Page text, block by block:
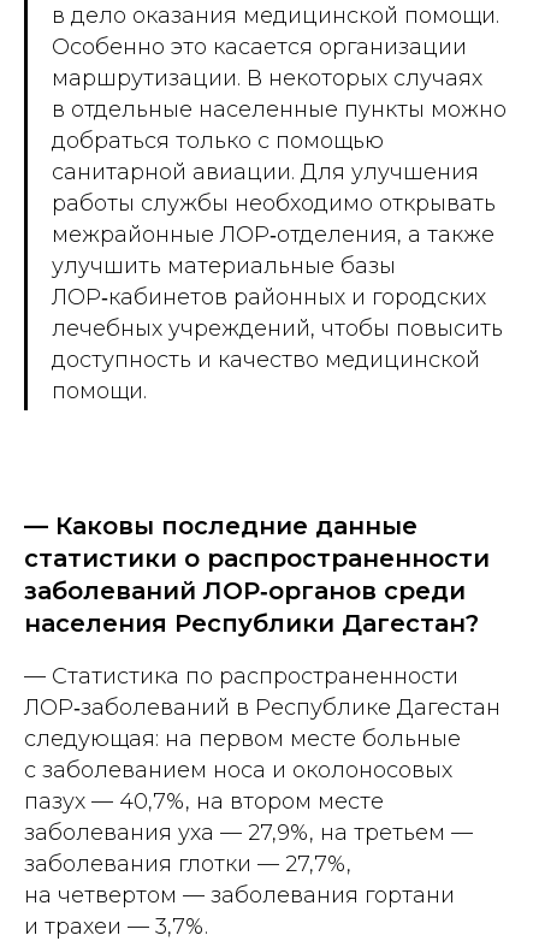
в дело оказания медицинской помощи.
Особенно это касается организации
маршрутизации. В некоторых случаях
в отдельные населенные пункты можно
добраться только с помощью
санитарной авиации. Для улучшения
работы службы необходимо открывать
межрайонные ЛОР‑отделения, а также
улучшить материальные базы
ЛОР‑кабинетов районных и городских
лечебных учреждений, чтобы повысить
доступность и качество медицинской
помощи.
— Каковы последние данные
статистики о распространенности
заболеваний ЛОР‑органов среди
населения Республики Дагестан?
— Статистика по распространенности
ЛОР‑заболеваний в Республике Дагестан
следующая: на первом месте больные
с заболеванием носа и околоносовых
пазух — 40,7%, на втором месте
заболевания уха — 27,9%, на третьем —
заболевания глотки — 27,7%,
на четвертом — заболевания гортани
и трахеи — 3,7%.